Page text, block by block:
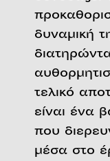
δυναμική
τελικό
είναι ένα
που
μέσα στο